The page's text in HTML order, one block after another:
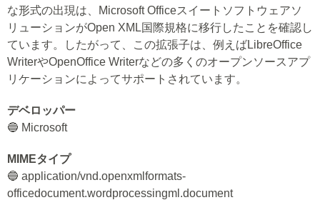
な形式の出現は、Microsoft Officeスイートソフトウェアソ
リューションがOpen XML国際規格に移行したことを確認し
ています。したがって、この拡張子は、例えばLibreOffice
WriterやOpenOffice Writerなどの多くのオープンソースアプ
リケーションによってサポートされています。
デベロッパー
🔵 Microsoft
MIMEタイプ
🔵 application/vnd.openxmlformats-
officedocument.wordprocessingml.document